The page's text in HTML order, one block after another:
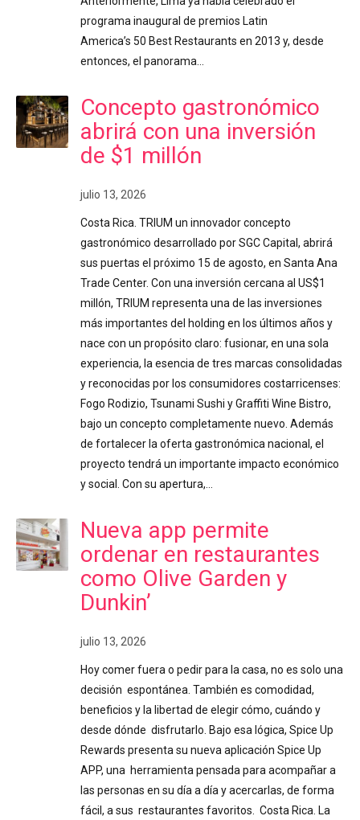
programa inaugural de premios Latin
America’s 50 Best Restaurants en 2013 y, desde
entonces, el panorama…
Concepto gastronómico
abrirá con una inversión
de $1 millón
julio 13, 2026
Costa Rica. TRIUM un innovador concepto
gastronómico desarrollado por SGC Capital, abrirá
sus puertas el próximo 15 de agosto, en Santa Ana
Trade Center. Con una inversión cercana al US$1
millón, TRIUM representa una de las inversiones
más importantes del holding en los últimos años y
nace con un propósito claro: fusionar, en una sola
experiencia, la esencia de tres marcas consolidadas
y reconocidas por los consumidores costarricenses:
Fogo Rodizio, Tsunami Sushi y Graffiti Wine Bistro,
bajo un concepto completamente nuevo. Además
de fortalecer la oferta gastronómica nacional, el
proyecto tendrá un importante impacto económico
y social. Con su apertura,…
Nueva app permite
ordenar en restaurantes
como Olive Garden y
Dunkin’
julio 13, 2026
Hoy comer fuera o pedir para la casa, no es solo una
decisión espontánea. También es comodidad,
beneficios y la libertad de elegir cómo, cuándo y
desde dónde disfrutarlo. Bajo esa lógica, Spice Up
Rewards presenta su nueva aplicación Spice Up
APP, una herramienta pensada para acompañar a
las personas en su día a día y acercarlas, de forma
fácil, a sus restaurantes favoritos. Costa Rica. La